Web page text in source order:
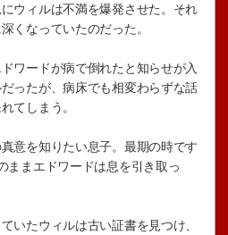
ウィルは不満を爆発させた。それ
くなっていたのだった。
ワードが病で倒れたと知らせが入
ったが、病床でも相変わらずな話
てしまう。
意を知りたい息子。最期の時です
ままエドワードは息を引き取っ
いたウィルは古い証書を見つけ、